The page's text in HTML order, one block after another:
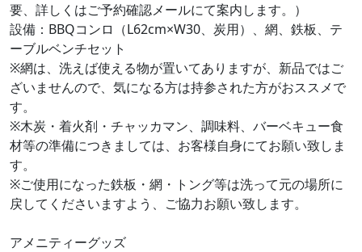
要、詳しくはご予約確認メールにて案内します。）
設備：BBQコンロ（L62cm×W30、炭用）、網、鉄板、テ
ーブルベンチセット
※網は、洗えば使える物が置いてありますが、新品ではご
ざいませんので、気になる方は持参された方がおススメで
す。
※木炭・着火剤・チャッカマン、調味料、バーベキュー食
材等の準備につきましては、お客様自身にてお願い致しま
す。
※ご使用になった鉄板・網・トング等は洗って元の場所に
戻してくださいますよう、ご協力お願い致します。
アメニティーグッズ